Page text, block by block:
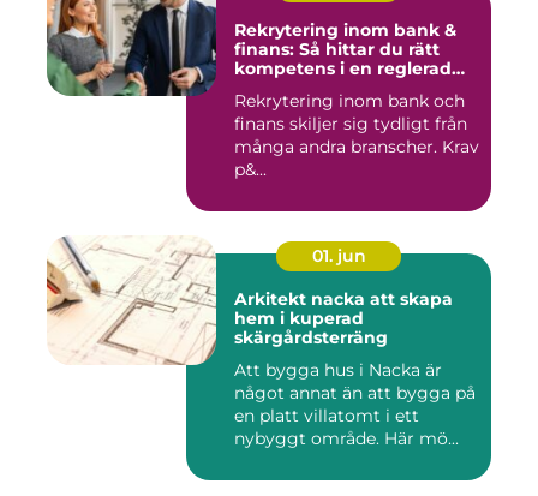
Rekrytering inom bank &
finans: Så hittar du rätt
kompetens i en reglerad
Rekrytering inom bank och
finans skiljer sig tydligt från
många andra branscher. Krav
p&...
01. jun
Arkitekt nacka att skapa
hem i kuperad
skärgårdsterräng
Att bygga hus i Nacka är
något annat än att bygga på
en platt villatomt i ett
nybyggt område. Här mö...